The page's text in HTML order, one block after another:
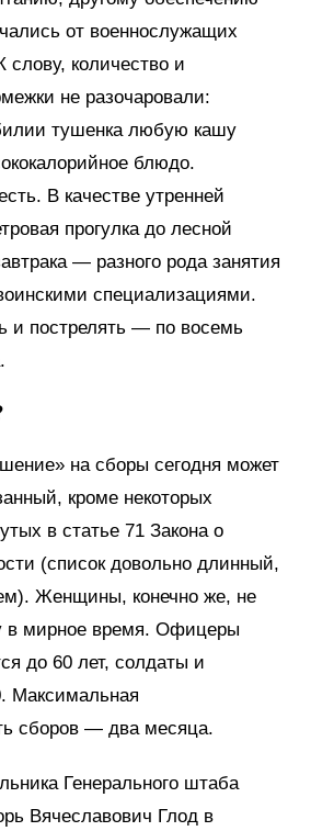
от военнослужащих
количество и
не разочаровали:
тушенка любую кашу
блюдо.
В качестве утренней
прогулка до лесной
— разного рода занятия
специализациями.
и пострелять — по восемь
на сборы сегодня может
кроме некоторых
в статье 71 Закона о
(список довольно длинный,
Женщины, конечно же, не
в мирное время. Офицеры
до 60 лет, солдаты и
Максимальная
сборов — два месяца.
Генерального штаба
Вячеславович Глод в